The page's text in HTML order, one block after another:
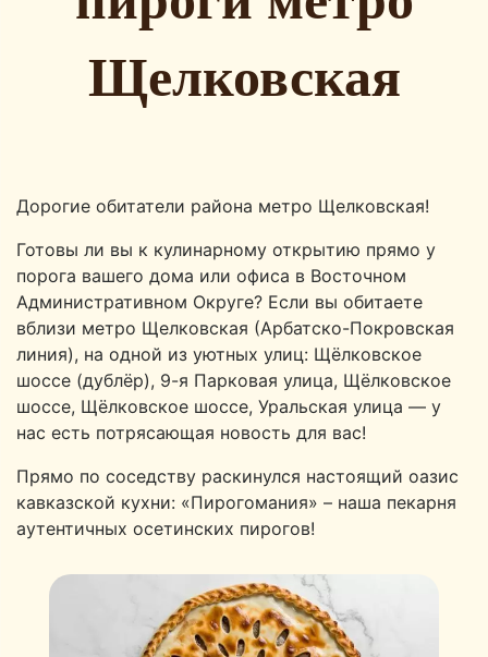
Щелковская
Дорогие обитатели района метро Щелковская!
Готовы ли вы к кулинарному открытию прямо у
порога вашего дома или офиса в Восточном
Административном Округе? Если вы обитаете
вблизи метро Щелковская (Арбатско-Покровская
линия), на одной из уютных улиц: Щёлковское
шоссе (дублёр), 9-я Парковая улица, Щёлковское
шоссе, Щёлковское шоссе, Уральская улица — у
нас есть потрясающая новость для вас!
Прямо по соседству раскинулся настоящий оазис
кавказской кухни: «Пирогомания» – наша пекарня
аутентичных осетинских пирогов!